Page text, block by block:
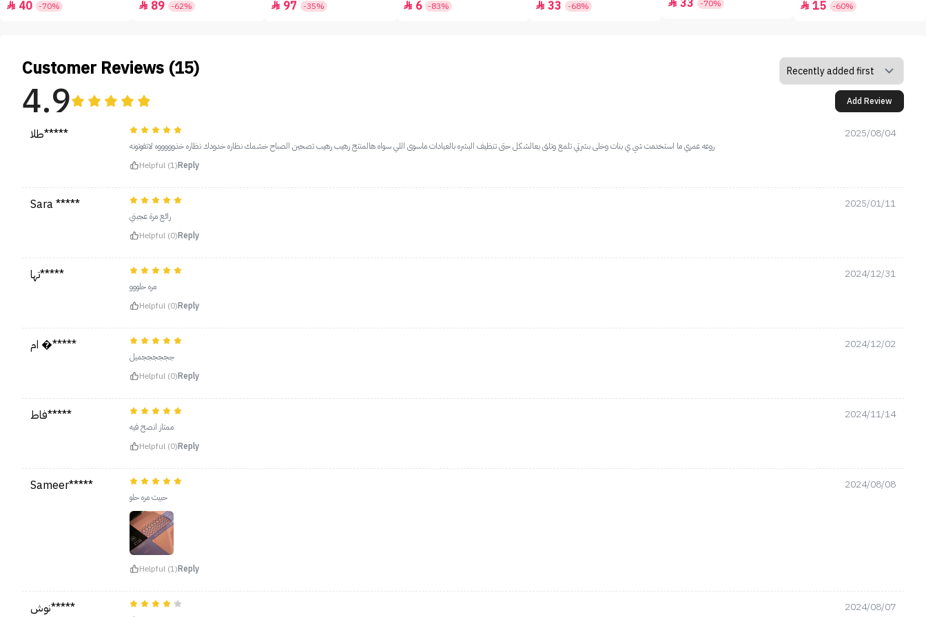
 40 -70%  89 -62%  97 -35%  6 -83%  33 -68%  33 -70%  15 -60%
Customer Reviews (15)
4.9 Add Review
طلا***** 2025/08/04
روعه عمري ما استخدمت شي ي بنات وخلى بشرتي تلمع وتلق بعالشكل حتى تنظيف البشره بالعيادات ماسوى اللي سواه هالمنتج رهيب رهيب تصحين الصباح خشمك نظاره خدودك نظاره خذوووووه لاتفوتونه
Helpful (1)Reply
Sara ***** 2025/01/11
رائع مرة عجبني
Helpful (0)Reply
تها***** 2024/12/31
مره حلووو
Helpful (0)Reply
ام �***** 2024/12/02
ججججججميل
Helpful (0)Reply
فاط***** 2024/11/14
ممتاز انصح فيه
Helpful (0)Reply
Sameer***** 2024/08/08
حبيت مره حلو
Helpful (1)Reply
نوش***** 2024/08/07